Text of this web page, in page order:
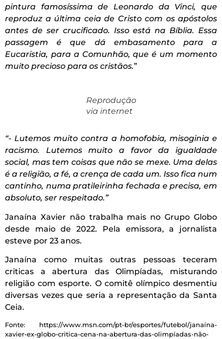
pintura famosíssima de Leonardo da Vinci, que
reproduz a última ceia de Cristo com os apóstolos
antes de ser crucificado. Isso está na Bíblia. Essa
passagem é que dá embasamento para a
Eucaristia, para a Comunhão, que é um momento
muito precioso para os cristãos.”
Reprodução
via internet
“- Lutemos muito contra a homofobia, misoginia e
racismo. Lutemos muito a favor da igualdade
social, mas tem coisas que não se mexe. Uma delas
é a religião, a fé, a crença de cada um. Isso fica num
cantinho, numa pratileirinha fechada e precisa, em
absoluto, ser respeitado.”
Janaína Xavier não trabalha mais no Grupo Globo
desde maio de 2022. Pela emissora, a jornalista
esteve por 23 anos.
Janaína como muitas outras pessoas teceram
criticas a abertura das Olimpíadas, misturando
religião com esporte. O comitê olímpico desmentiu
diversas vezes que seria a representação da Santa
Ceia.
Fonte: https://www.msn.com/pt-br/esportes/futebol/janaína-
xavier-ex-globo-critica-cena-na-abertura-das-olimpíadas-não-